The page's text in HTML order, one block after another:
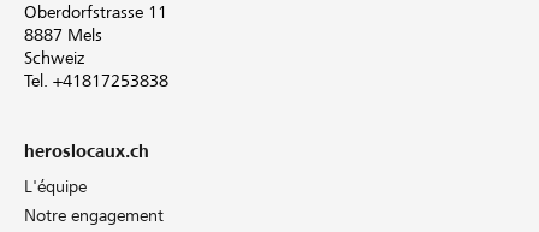
Oberdorfstrasse 11
8887 Mels
Schweiz
Tel. +41817253838
heroslocaux.ch
L'équipe
Notre engagement